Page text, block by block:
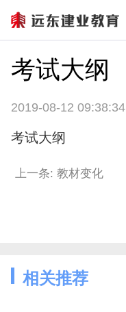
考试大纲
2019-08-12 09:38:34
考试大纲
上一条: 教材变化
相关推荐